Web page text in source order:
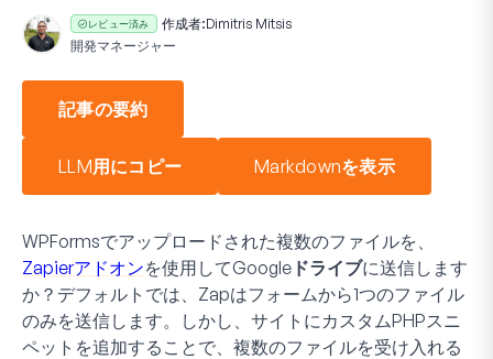
レビュー済み 作成者:Dimitris Mitsis
開発マネージャー
記事の要約
LLM用にコピー Markdownを表示
WPFormsでアップロードされた複数のファイルを、
Zapierアドオンを使用してGoogleドライブに送信します
か？デフォルトでは、Zapはフォームから1つのファイル
のみを送信します。しかし、サイトにカスタムPHPスニ
ペットを追加することで、複数のファイルを受け入れる